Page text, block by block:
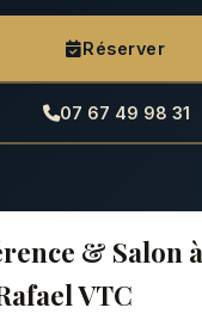
Réserver
07 67 49 98 31
& Salon
VTC